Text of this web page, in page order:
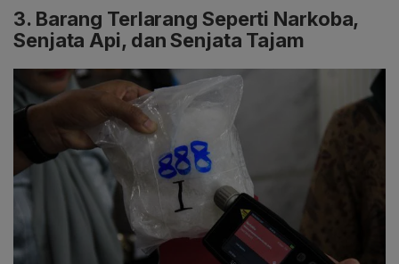
3. Barang Terlarang Seperti Narkoba,
Senjata Api, dan Senjata Tajam